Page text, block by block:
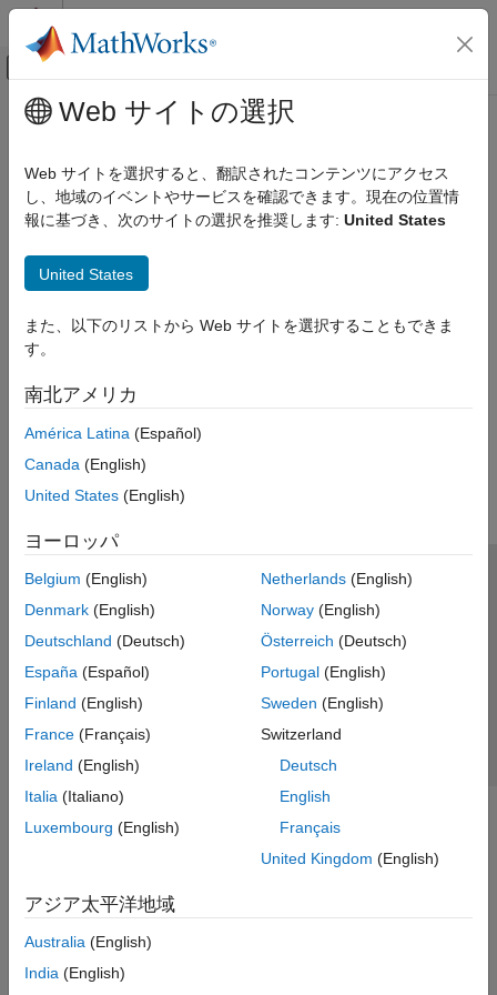
コンテンツへスキップ
オフキャンバス ナビゲーション メ
ドキュメンテーションのホーム
メインコンテンツ
この情報は役に立ちましたか？
Web サイトの選択
Web サイトを選択すると、翻訳されたコンテンツにアクセス
し、地域のイベントやサービスを確認できます。現在の位置情
報に基づき、次のサイトの選択を推奨します: United States
United States
また、以下のリストから Web サイトを選択することもできま
す。
南北アメリカ
América Latina (Español)
Canada (English)
United States (English)
ヨーロッパ
Belgium (English)
Denmark (English)
Deutschland (Deutsch)
España (Español)
Finland (English)
France (Français)
Ireland (English)
Italia (Italiano)
Luxembourg (English)
Netherlands(English)
Norway(English)
Österreich (Deutsch)
Portugal(English)
Sweden (English)
Switzerland
Deutsch
English
Français
United Kingdom (English)
アジア太平洋地域
Australia (English)
India (English)
トラストセンター
プライバシー ポリシー
違法コピー防止
アプリケーション ステータス
© 1994-2026 The MathWorks, Inc.